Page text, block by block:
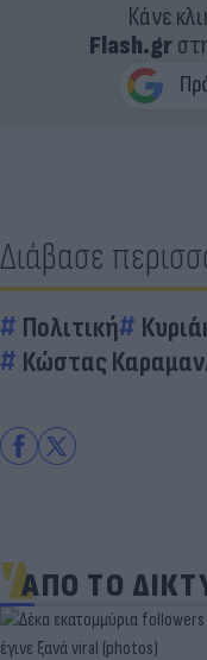
Κάνε
Flash.gr
Διάβασε
Πολιτική
Κώστας
ΑΠΟ ΤΟ